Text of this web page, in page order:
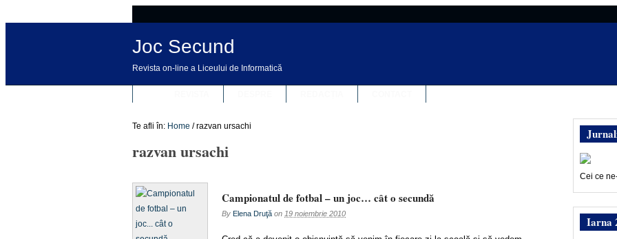
Joc Secund
Revista on-line a Liceului de Informatică
Te afli în: Home / razvan ursachi
razvan ursachi
Campionatul de fotbal – un joc… cât o secundă
By Elena Druţă on 19 noiembrie 2010
Cei ce
Iarna